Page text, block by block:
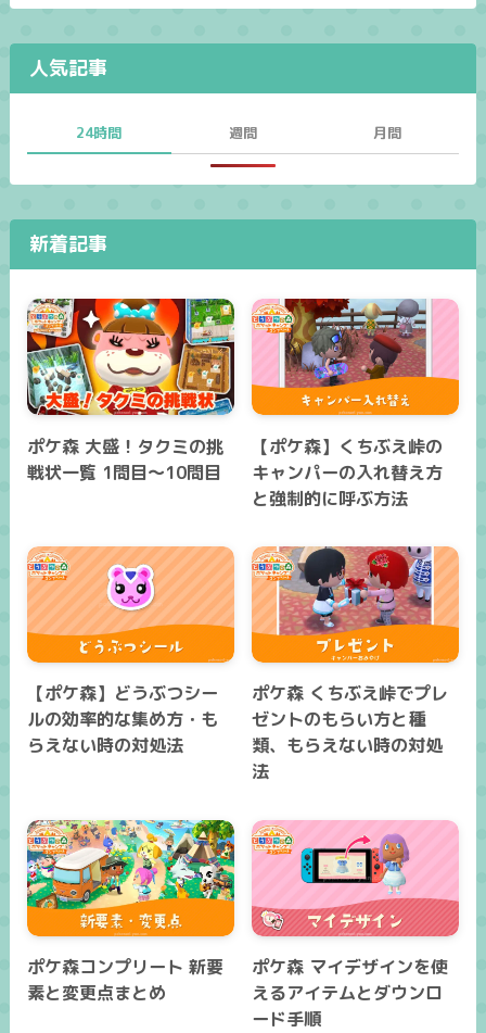
人気記事
24時間 週間 月間
新着記事
ポケ森 大盛！タクミの挑
戦状一覧 1問目～10問目
【ポケ森】くちぶえ峠の
キャンパーの入れ替え方
と強制的に呼ぶ方法
【ポケ森】どうぶつシー
ルの効率的な集め方・も
らえない時の対処法
ポケ森 くちぶえ峠でプレ
ゼントのもらい方と種
類、もらえない時の対処
法
ポケ森コンプリート 新要
素と変更点まとめ
ポケ森 マイデザインを使
えるアイテムとダウンロ
ード手順